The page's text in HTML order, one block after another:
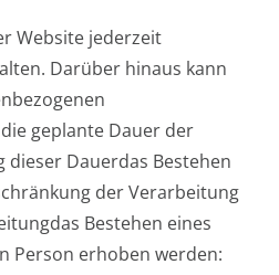
Website jederzeit
Darüber hinaus kann
geplante Dauer der
Dauerdas Bestehen
der Verarbeitung
Bestehen eines
Person erhoben werden: